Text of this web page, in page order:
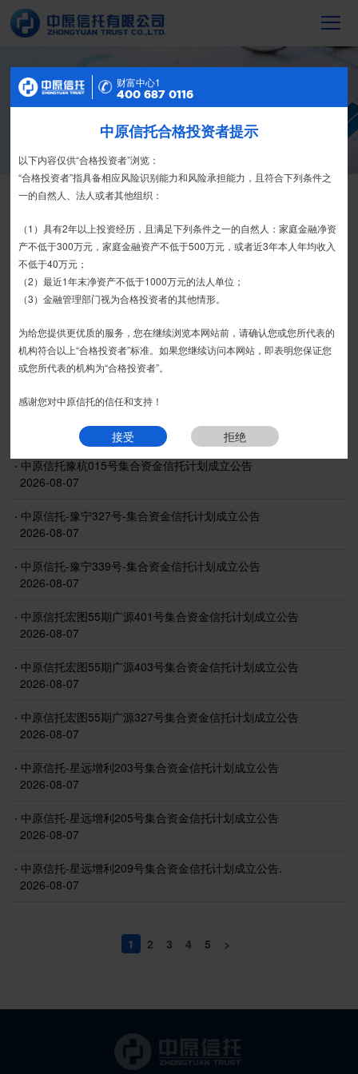
信托产品
截至2023年末，中原信托累计管理信托财
产16088亿元，按时足额交付到期信托财
信托产品
信息披露
精英理财俱乐部
家族信托 财富网点 客户反馈 征信异议申请
信息披露
2026-08-07
· 中原信托豫杭015号集合资金信托计划成立公告
2026-08-07
· 中原信托-豫宁327号-集合资金信托计划成立公告
2026-08-07
· 中原信托-豫宁339号-集合资金信托计划成立公告
2026-08-07
· 中原信托宏图55期广源401号集合资金信托计划成立公告
2026-08-07
· 中原信托宏图55期广源403号集合资金信托计划成立公告
2026-08-07
· 中原信托宏图55期广源327号集合资金信托计划成立公告
2026-08-07
· 中原信托-星远增利203号集合资金信托计划成立公告
2026-08-07
· 中原信托-星远增利205号集合资金信托计划成立公告
2026-08-07
· 中原信托-星远增利209号集合资金信托计划成立公告.
2026-08-07
1 2 3 4 5 >
财富中心2
400 687 0116
特别提示
尊敬的投资者：
合格投资者认证、风险测评、录音录像及电子合同签署应由投资者本人
亲自操作完成，不得由他人代办。
我司信托产品账户均以我司名义开立，所有认购信托产品的资金应根据
信托合同约定转入我司信托产品的银行专用账户。投资者认购我司信托产品
时，请注意不要向任何非我司账户转账、支付现金。
如有疑问，请联系您的专属客户经理或咨询我司客服电话400-
接受 拒绝
财富中心1
400 687 0116
中原信托合格投资者提示
以下内容仅供“合格投资者”浏览：
“合格投资者”指具备相应风险识别能力和风险承担能力，且符合下列条件之
一的自然人、法人或者其他组织：
（1）具有2年以上投资经历，且满足下列条件之一的自然人：家庭金融净资
产不低于300万元，家庭金融资产不低于500万元，或者近3年本人年均收入
不低于40万元；
（2）最近1年末净资产不低于1000万元的法人单位；
（3）金融管理部门视为合格投资者的其他情形。
为给您提供更优质的服务，您在继续浏览本网站前，请确认您或您所代表的
机构符合以上“合格投资者”标准。如果您继续访问本网站，即表明您保证您
或您所代表的机构为“合格投资者”。
感谢您对中原信托的信任和支持！
接受 拒绝